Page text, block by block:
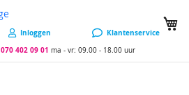
Inloggen Klantenservice
070 402 09 01 ma - vr: 09.00 - 18.00 uur